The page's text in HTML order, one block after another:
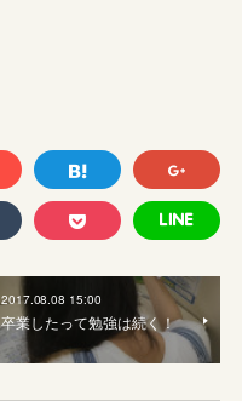
2017.08.08 15:00
卒業したって勉強は続く！